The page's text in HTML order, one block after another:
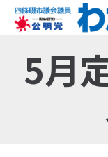
5月